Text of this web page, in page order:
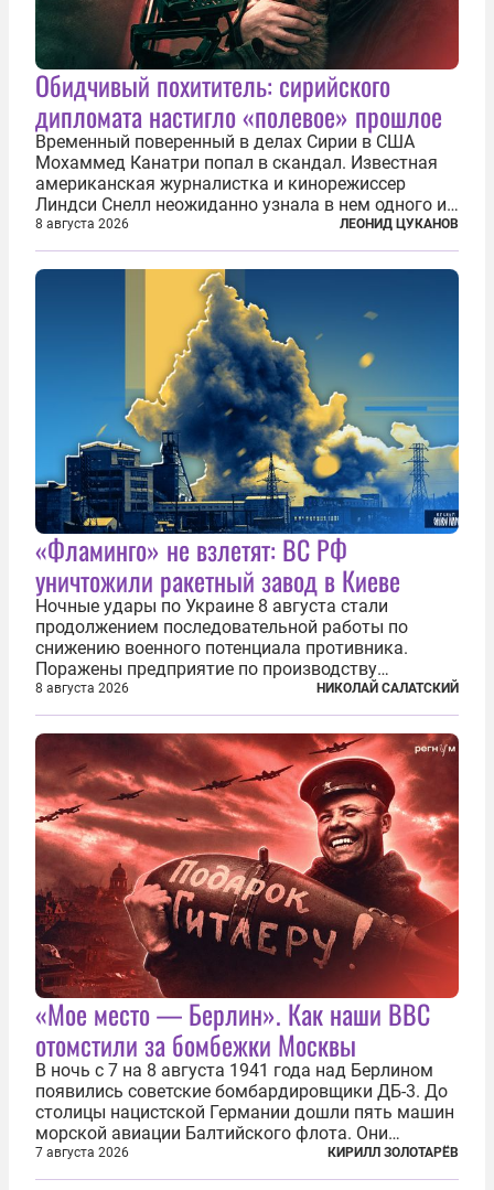
Обидчивый похититель: сирийского
дипломата настигло «полевое» прошлое
Временный поверенный в делах Сирии в США
Мохаммед Канатри попал в скандал. Известная
американская журналистка и кинорежиссер
Линдси Снелл неожиданно узнала в нем одного из
бандитов, похитивших ее в сирийском Алеппо в
2016 году. Журналистка убеждена, что Канатри, в
то время известный под подпольным...
8 августа 2026 ЛЕОНИД ЦУКАНОВ
«Фламинго» не взлетят: ВС РФ
уничтожили ракетный завод в Киеве
Ночные удары по Украине 8 августа стали
продолжением последовательной работы по
снижению военного потенциала противника.
Поражены предприятие по производству
крылатых ракет, крупный склад топлива и два
сухогруза с военными грузами. Дополнительно
нанесены удары по объектам в ряде городов. В
Киеве...
8 августа 2026 НИКОЛАЙ САЛАТСКИЙ
«Мое место — Берлин». Как наши ВВС
отомстили за бомбежки Москвы
В ночь с 7 на 8 августа 1941 года над Берлином
появились советские бомбардировщики ДБ-3. До
столицы нацистской Германии дошли пять машин
морской авиации Балтийского флота. Они
сбросили бомбы на город, который в тот момент
жил в полной уверенности, что война идет где-то
7 августа 2026 КИРИЛЛ ЗОЛОТАРЁВ